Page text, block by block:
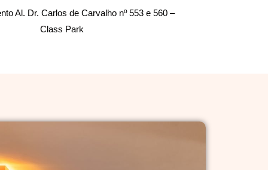
Al. Dr. Carlos de Carvalho nº 553 e 560 –
Class Park